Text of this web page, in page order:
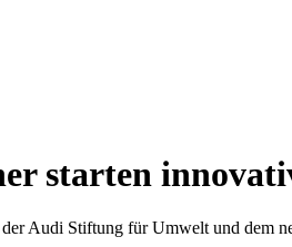
starten
Audi Stiftung für Umwelt und dem